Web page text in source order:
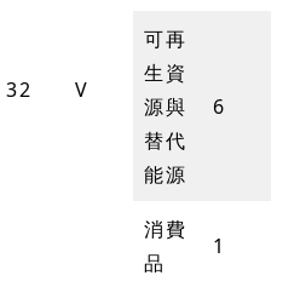
32 V
可再
生資
源與
替代
能源
6
消費
品
1